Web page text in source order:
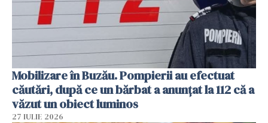
Mobilizare în Buzău. Pompierii au efectuat
căutări, după ce un bărbat a anunțat la 112 că a
văzut un obiect luminos
27 IULIE 2026